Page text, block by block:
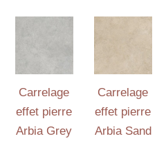
Carrelage
effet pierre
Arbia Grey
Carrelage
effet pierre
Arbia Sand